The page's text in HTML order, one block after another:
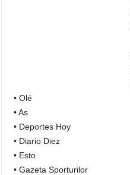
• Olé
• As
• Deportes Hoy
• Diario Diez
• Esto
• Gazeta Sporturilor